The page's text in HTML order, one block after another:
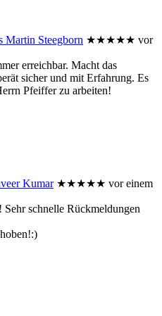
Martin Steegborn ★★★★★ vor
erreichbar. Macht das
sicher und mit Erfahrung. Es
Pfeiffer zu arbeiten!
Kumar ★★★★★ vor einem
Sehr schnelle Rückmeldungen